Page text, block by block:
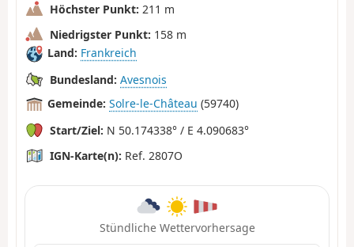
Höchster Punkt: 211 m
Niedrigster Punkt: 158 m
Land: Frankreich
Bundesland: Avesnois
Gemeinde: Solre-le-Château (59740)
Start/Ziel: N 50.174338° / E 4.090683°
IGN-Karte(n): Ref. 2807O
Stündliche Wettervorhersage